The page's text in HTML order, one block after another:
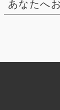
あなたへ